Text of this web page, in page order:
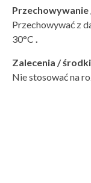
Przechowywać z
30°C ​​​​​.
Zalecenia /
Nie stosować na